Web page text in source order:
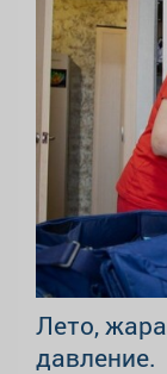
Лето,
давление.